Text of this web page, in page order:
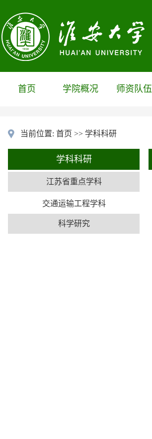
首页 学院概况 师资队伍
当前位置: 首页 >> 学科科研
学科科研
江苏省重点学科
交通运输工程学科
科学研究